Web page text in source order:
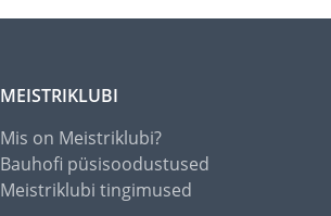
MEISTRIKLUBI
Mis on Meistriklubi?
Bauhofi püsisoodustused
Meistriklubi tingimused